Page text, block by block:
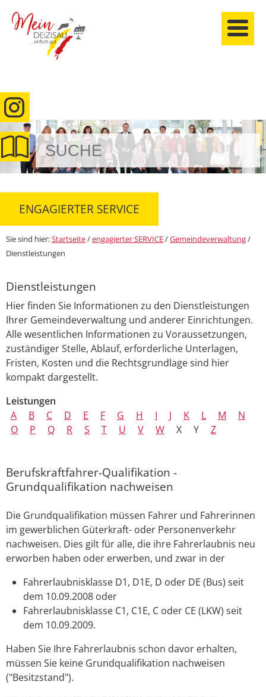
anmelden
ENGAGIERTER SERVICE
Sie sind hier:Startseite/engagierter SERVICE/Gemeindeverwaltung/
Dienstleistungen
Dienstleistungen
Hier finden Sie Informationen zu den Dienstleistungen
Ihrer Gemeindeverwaltung und anderer Einrichtungen.
Alle wesentlichen Informationen zu Voraussetzungen,
zuständiger Stelle, Ablauf, erforderliche Unterlagen,
Fristen, Kosten und die Rechtsgrundlage sind hier
kompakt dargestellt.
Leistungen
A
B C D E F G H I J K L M
N
O
P Q R S T U V W X Y Z
Berufskraftfahrer-Qualifikation -
Grundqualifikation nachweisen
Die Grundqualifikation müssen Fahrer und Fahrerinnen
im gewerblichen Güterkraft- oder Personenverkehr
nachweisen. Dies gilt für alle, die ihre Fahrerlaubnis neu
erworben haben oder erwerben, und zwar in der
Fahrerlaubnisklasse D1, D1E, D oder DE (Bus) seit
dem 10.09.2008 oder
Fahrerlaubnisklasse C1, C1E, C oder CE (LKW) seit
dem 10.09.2009.
Haben Sie Ihre Fahrerlaubnis schon davor erhalten,
müssen Sie keine Grundqualifikation nachweisen
("Besitzstand").